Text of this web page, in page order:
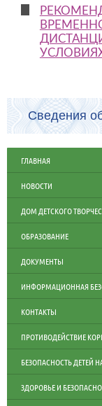
Сведения
ГЛАВНАЯ
НОВОСТИ
ДОМ ДЕТСКОГО
ОБРАЗОВАНИЕ
ДОКУМЕНТЫ
ИНФОРМАЦИОННАЯ
КОНТАКТЫ
ПРОТИВОДЕЙСТВИЕ
БЕЗОПАСНОСТЬ ДЕТЕЙ
ЗДОРОВЬЕ И